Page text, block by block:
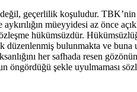
geçerlilik koşuludur.
müeyyidesi az önce
hükümsüzdür.
bulunmakta ve
her safhada resen
şekle uyulmaması